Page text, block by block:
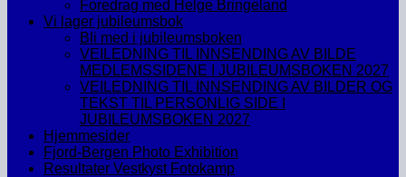
Foredrag med Helge Bringeland
Vi lager jubileumsbok
Bli med i jubileumsboken
VEILEDNING TIL INNSENDING AV BILDE
MEDLEMSSIDENE I JUBILEUMSBOKEN 2027
VEILEDNING TIL INNSENDING AV BILDER OG
TEKST TIL PERSONLIG SIDE I
JUBILEUMSBOKEN 2027
Hjemmesider
Fjord-Bergen Photo Exhibition
Resultater Vestkyst Fotokamp